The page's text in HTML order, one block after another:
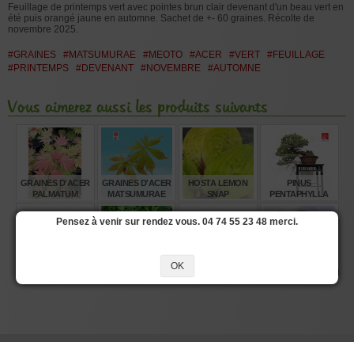
Feuillage de printemps vert avec pointes brun clair devenant d'un beau vert en
été puis orangé jaune en automne. Sachet de +- 60 graines. Récolte de
novembre 2025.
#GRAINES #MATSUMURAE #MEOTO #ACER #VERT
#FEUILLAGE
#PRINTEMPS
#DEVENANT #NOVEMBRE #AUTOMNE
Vous aimerez aussi les produits suivants
GRAINES D'ACER
PALMATUM
GRAINES D'ACER
MATSUMURAE
KAGA KUJAKU
HOSTA LEMON
SNAP
PINUS
PENTAPHYLLA
REF:21020259
MATSUMURAE
MIKAWA
BUERGERIANUM
Pensez à venir sur rendez vous. 04 74 55 23 48 merci.
OK